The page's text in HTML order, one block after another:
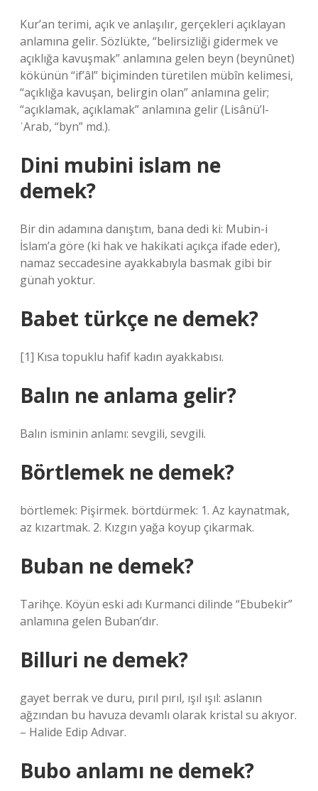
Kur’an terimi, açık ve anlaşılır, gerçekleri açıklayan
anlamına gelir. Sözlükte, “belirsizliği gidermek ve
açıklığa kavuşmak” anlamına gelen beyn (beynûnet)
kökünün “if’âl” biçiminden türetilen mübîn kelimesi,
“açıklığa kavuşan, belirgin olan” anlamına gelir;
“açıklamak, açıklamak” anlamına gelir (Lisânü’l-
ʿArab, “byn” md.).
Dini mubini islam ne
demek?
Bir din adamına danıştım, bana dedi ki: Mubin-i
İslam’a göre (ki hak ve hakikati açıkça ifade eder),
namaz seccadesine ayakkabıyla basmak gibi bir
günah yoktur.
Babet türkçe ne demek?
[1] Kısa topuklu hafif kadın ayakkabısı.
Balın ne anlama gelir?
Balın isminin anlamı: sevgili, sevgili.
Börtlemek ne demek?
börtlemek: Pişirmek. börtdürmek: 1. Az kaynatmak,
az kızartmak. 2. Kızgın yağa koyup çıkarmak.
Buban ne demek?
Tarihçe. Köyün eski adı Kurmanci dilinde “Ebubekir”
anlamına gelen Buban’dır.
Billuri ne demek?
gayet berrak ve duru, pırıl pırıl, ışıl ışıl: aslanın
ağzından bu havuza devamlı olarak kristal su akıyor.
– Halide Edip Adıvar.
Bubo anlamı ne demek?